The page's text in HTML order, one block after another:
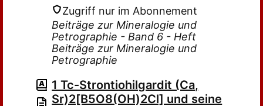
Zugriff nur im Abonnement
Beiträge zur Mineralogie und
Petrographie - Band 6 - Heft
Beiträge zur Mineralogie und
Petrographie
1 Tc-Strontiohilgardit (Ca,
Sr)2[B5O8(OH)2Cl] und seine